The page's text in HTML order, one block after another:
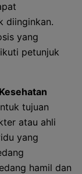
diinginkan.
yang
petunjuk
tujuan
atau ahli
yang
hamil dan